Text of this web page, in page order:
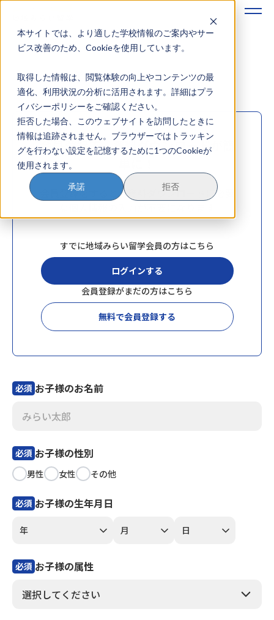
本サイトでは、より適した学校情報のご案内やサー
ビス改善のため、Cookieを使用しています。
取得した情報は、閲覧体験の向上やコンテンツの最
適化、利用状況の分析に活用されます。詳細はプラ
イバシーポリシーをご確認ください。
拒否した場合、このウェブサイトを訪問したときに
情報は追跡されません。ブラウザーではトラッキン
グを行わない設定を記憶するために1つのCookieが
使用されます。
承諾 拒否
地域みらい留学のすすめかた
地域みらい留学とは
学校を探す
イベントを探す
おためし地域留学
マガジン
奨学金について
イベント参加方法
MYページログイン
資料ダウンロード
会員登録で、資料ダウンロードが簡
会員登録をすると、資料ダウンロードに必要
すでに地域みらい留学会員の方はこちら
ログインする
会員登録がまだの方はこちら
無料で会員登録する
必須 お子様のお名前
必須 お子様の性別
男性 女性 その他
必須 お子様の生年月日
必須 お子様の属性